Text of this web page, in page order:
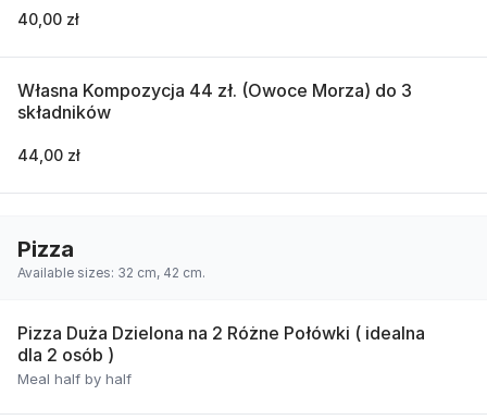
40,00 zł
Własna Kompozycja 44 zł. (Owoce Morza) do 3
składników
44,00 zł
Pizza
Available sizes: 32 cm, 42 cm.
Pizza Duża Dzielona na 2 Różne Połówki ( idealna
dla 2 osób )
Meal half by half